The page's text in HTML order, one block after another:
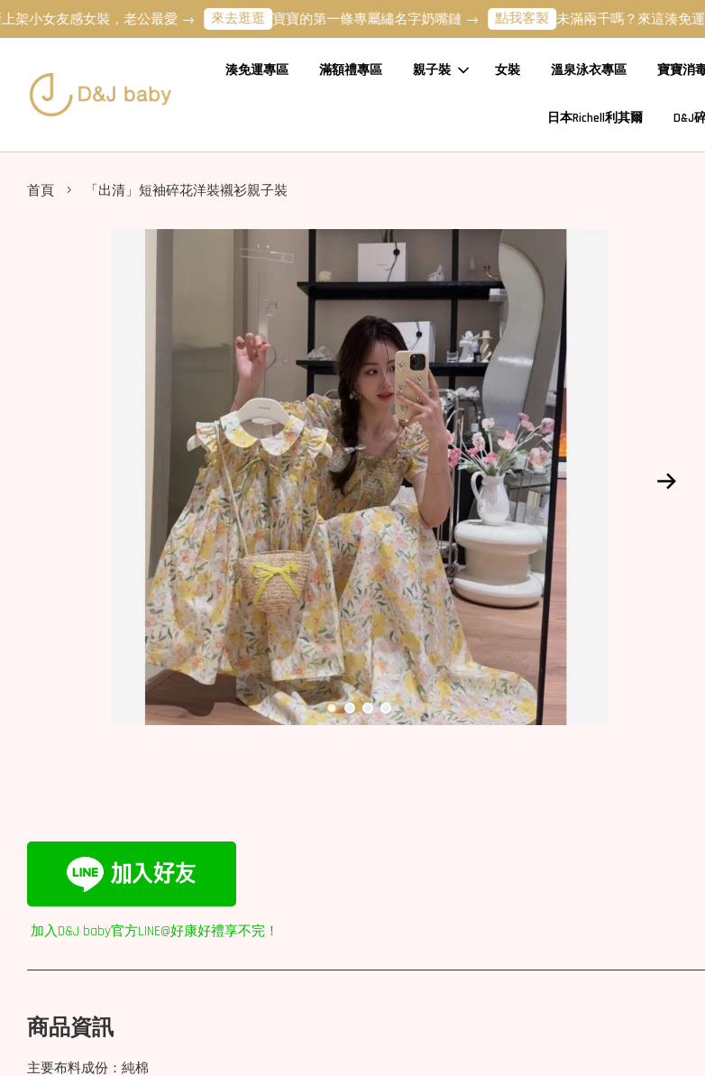
友感女裝，老公最愛 → 來去逛逛 寶寶的第一條專屬繡名字奶嘴鏈 → 點我客製 未滿兩千嗎？來這湊免運吧 →
湊免運專區 滿額禮專區 親子裝 女裝 溫泉泳衣專區 寶寶消
日本Richell利其爾 D&J
首頁 › 「出清」短袖碎花洋裝襯衫親子裝
加入D&J baby官方LINE@好康好禮享不完！
商品資訊
主要布料成份：純棉